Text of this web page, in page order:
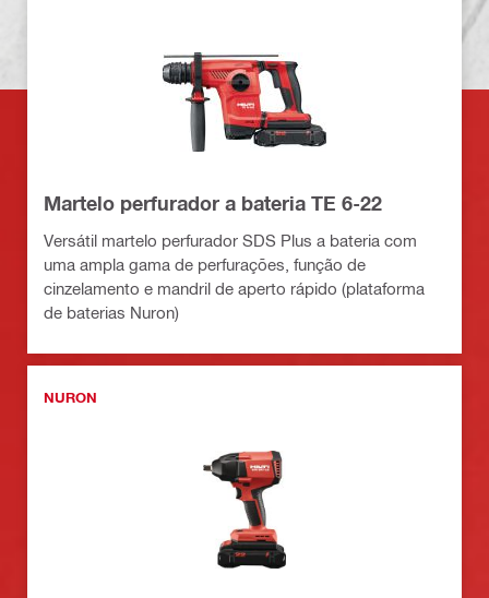
Martelo perfurador a bateria TE 6-22
Versátil martelo perfurador SDS Plus a bateria com
uma ampla gama de perfurações, função de
cinzelamento e mandril de aperto rápido (plataforma
de baterias Nuron)
NURON